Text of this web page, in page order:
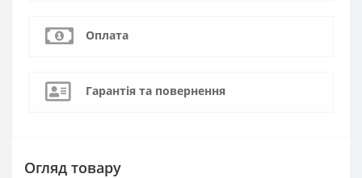
Оплата
Гарантія та повернення
Огляд товару